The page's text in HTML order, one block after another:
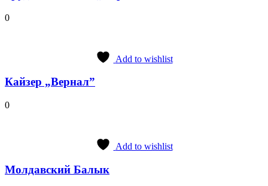
0
Add to wishlist
Кайзер „Вернал”
0
Add to wishlist
Молдавский Балык